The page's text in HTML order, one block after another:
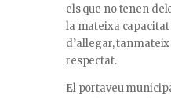
els que no tenen
la mateixa capacitat
d’al·legar,
respectat.
El portaveu